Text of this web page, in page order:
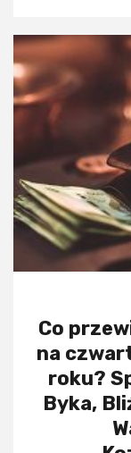
Co
na
roku?
Byka,